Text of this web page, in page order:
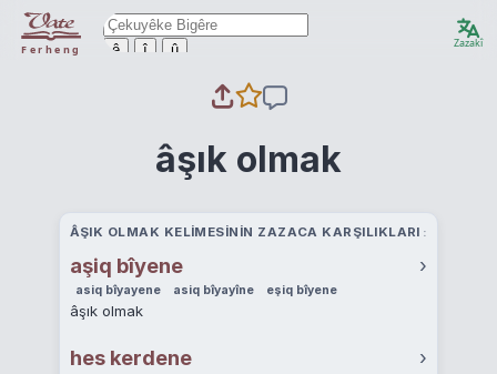
Ferheng ê î û Zazakî
âşık olmak
ÂŞIK OLMAK KELIMESININ ZAZACA KARŞILIKLARI
aşiq bîyene ›
asiq bîyayene asiq bîyayîne eşiq bîyene
âşık olmak
hes kerdene ›